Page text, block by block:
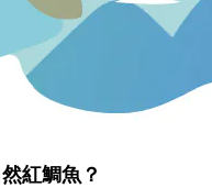
紅鯛魚？